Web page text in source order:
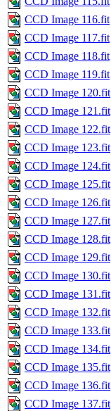
CCD Image 116.fit
CCD Image 117.fit
CCD Image 118.fit
CCD Image 119.fit
CCD Image 120.fit
CCD Image 121.fit
CCD Image 122.fit
CCD Image 123.fit
CCD Image 124.fit
CCD Image 125.fit
CCD Image 126.fit
CCD Image 127.fit
CCD Image 128.fit
CCD Image 129.fit
CCD Image 130.fit
CCD Image 131.fit
CCD Image 132.fit
CCD Image 133.fit
CCD Image 134.fit
CCD Image 135.fit
CCD Image 136.fit
CCD Image 137.fit